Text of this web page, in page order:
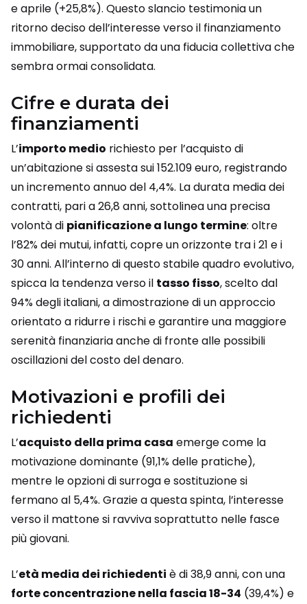
e aprile (+25,8%). Questo slancio testimonia un
ritorno deciso dell’interesse verso il finanziamento
immobiliare, supportato da una fiducia collettiva che
sembra ormai consolidata.
Cifre e durata dei
finanziamenti
L’importo medio richiesto per l’acquisto di
un’abitazione si assesta sui 152.109 euro, registrando
un incremento annuo del 4,4%. La durata media dei
contratti, pari a 26,8 anni, sottolinea una precisa
volontà di pianificazione a lungo termine: oltre
l’82% dei mutui, infatti, copre un orizzonte tra i 21 e i
30 anni. All’interno di questo stabile quadro evolutivo,
spicca la tendenza verso il tasso fisso, scelto dal
94% degli italiani, a dimostrazione di un approccio
orientato a ridurre i rischi e garantire una maggiore
serenità finanziaria anche di fronte alle possibili
oscillazioni del costo del denaro.
Motivazioni e profili dei
richiedenti
L’acquisto della prima casa emerge come la
motivazione dominante (91,1% delle pratiche),
mentre le opzioni di surroga e sostituzione si
fermano al 5,4%. Grazie a questa spinta, l’interesse
verso il mattone si ravviva soprattutto nelle fasce
più giovani.
L’età media dei richiedenti è di 38,9 anni, con una
forte concentrazione nella fascia 18-34 (39,4%) e